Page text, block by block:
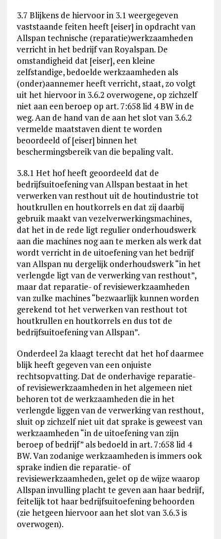
3.7 Blijkens de hiervoor in 3.1 weergegeven
vaststaande feiten heeft [eiser] in opdracht van
Allspan technische (reparatie)werkzaamheden
verricht in het bedrijf van Royalspan. De
omstandigheid dat [eiser], een kleine
zelfstandige, bedoelde werkzaamheden als
(onder)aannemer heeft verricht, staat, zo volgt
uit het hiervoor in 3.6.2 overwogene, op zichzelf
niet aan een beroep op art. 7:658 lid 4 BW in de
weg. Aan de hand van de aan het slot van 3.6.2
vermelde maatstaven dient te worden
beoordeeld of [eiser] binnen het
beschermingsbereik van die bepaling valt.
3.8.1 Het hof heeft geoordeeld dat de
bedrijfsuitoefening van Allspan bestaat in het
verwerken van resthout uit de houtindustrie tot
houtkrullen en houtkorrels en dat zij daarbij
gebruik maakt van vezelverwerkingsmachines,
dat het in de rede ligt regulier onderhoudswerk
aan die machines nog aan te merken als werk dat
wordt verricht in de uitoefening van het bedrijf
van Allspan nu dergelijk onderhoudswerk “in het
verlengde ligt van de verwerking van resthout”,
maar dat reparatie- of revisiewerkzaamheden
van zulke machines “bezwaarlijk kunnen worden
gerekend tot het verwerken van resthout tot
houtkrullen en houtkorrels en dus tot de
bedrijfsuitoefening van Allspan”.
Onderdeel 2a klaagt terecht dat het hof daarmee
blijk heeft gegeven van een onjuiste
rechtsopvatting. Dat de onderhavige reparatie-
of revisiewerkzaamheden in het algemeen niet
behoren tot de werkzaamheden die in het
verlengde liggen van de verwerking van resthout,
sluit op zichzelf niet uit dat sprake is geweest van
werkzaamheden “in de uitoefening van zijn
beroep of bedrijf” als bedoeld in art. 7:658 lid 4
BW. Van zodanige werkzaamheden is immers ook
sprake indien die reparatie- of
revisiewerkzaamheden, gelet op de wijze waarop
Allspan invulling placht te geven aan haar bedrijf,
feitelijk tot haar bedrijfsuitoefening behoorden
(zie hetgeen hiervoor aan het slot van 3.6.3 is
overwogen).